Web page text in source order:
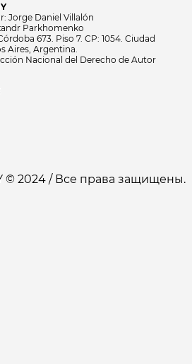
Jorge Daniel Villalón
Parkhomenko
673. Piso 7. CP: 1054. Ciudad
Aires, Argentina.
Nacional del Derecho de Autor
© 2024 / Все права защищены.